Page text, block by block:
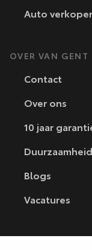
Auto
OVER VAN GENT
Contact
Over ons
10 jaar
Duurzaamheid
Blogs
Vacatures